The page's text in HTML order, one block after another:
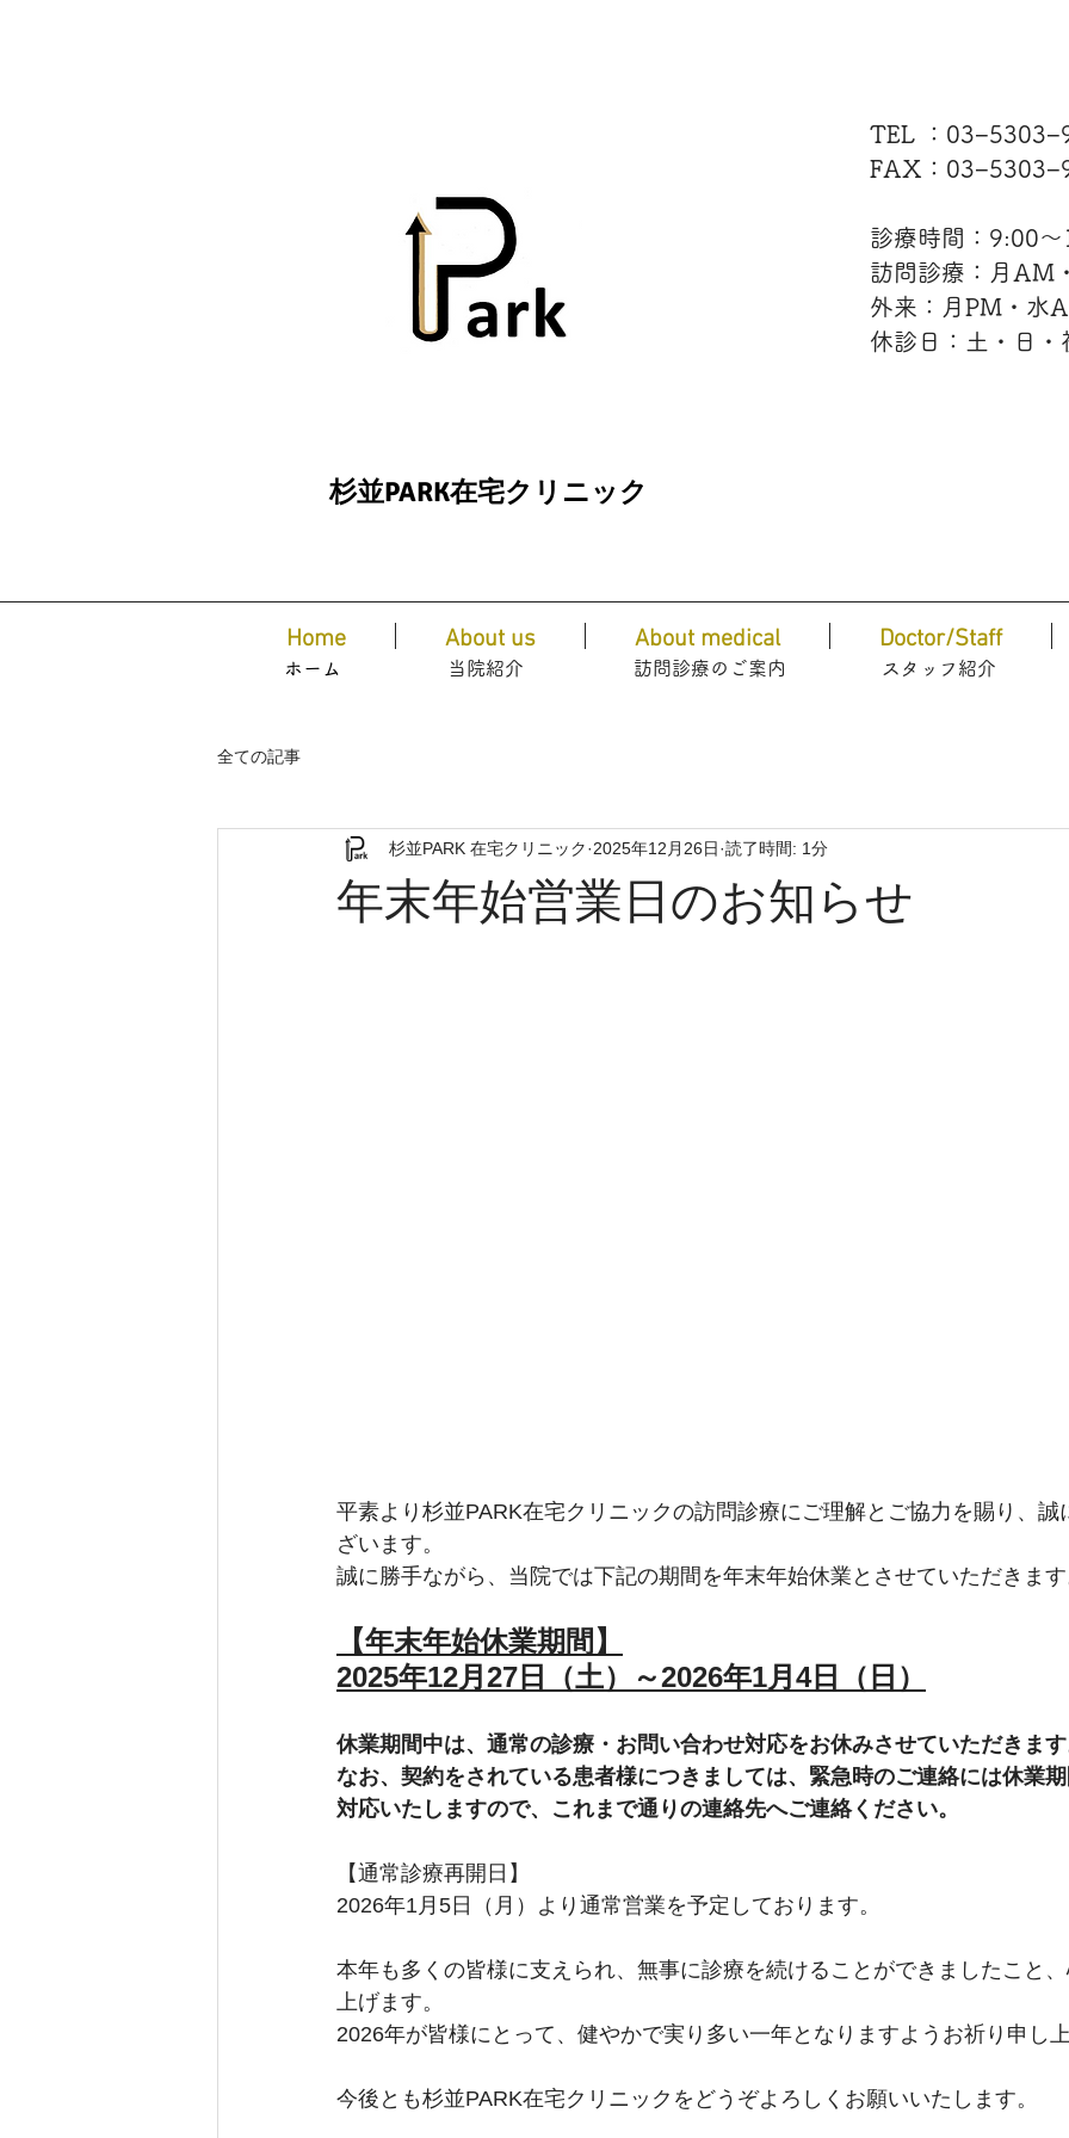
TEL ：
FAX：
診療時間：9:00
訪問診療：月AM
外来：月PM・水
休診日：土・日・
杉並PARK在宅クリニック
Home About us About medical Doctor/Staff
ホーム ​当院紹介 ​訪問診療のご案内 ​スタッフ紹介
全ての記事
年末年始営業日のお知らせ
杉並PARK 在宅クリニック 2025年12月26日 読了時間: 1分
平素より杉並PARK在宅クリニックの訪問診療にご理解とご協力を賜り、誠
ざいます。
誠に勝手ながら、当院では下記の期間を年末年始休業とさせていただきます
【年末年始休業期間】
2025年12月27日（土）～2026年1月4日（日）
休業期間中は、通常の診療・お問い合わせ対応をお休みさせていただきます
なお、契約をされている患者様につきましては、緊急時のご連絡には休業
対応いたしますので、これまで通りの連絡先へご連絡ください。
【通常診療再開日】
2026年1月5日（月）より通常営業を予定しております。
本年も多くの皆様に支えられ、無事に診療を続けることができましたこと
上げます。
2026年が皆様にとって、健やかで実り多い一年となりますようお祈り申し上
今後とも杉並PARK在宅クリニックをどうぞよろしくお願いいたします。